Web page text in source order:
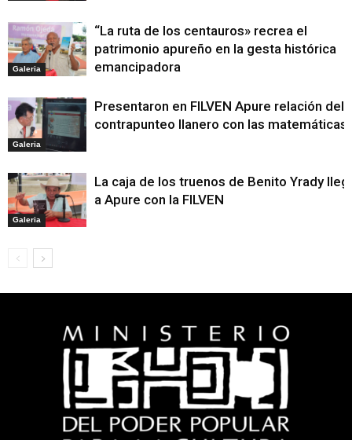
Galeria
“La ruta de los centauros» recrea el
patrimonio apureño en la gesta histórica
emancipadora
Galeria
Presentaron en FILVEN Apure relación del
contrapunteo llanero con las matemáticas
Galeria
La caja de los truenos de Benito Yrady
a Apure con la FILVEN